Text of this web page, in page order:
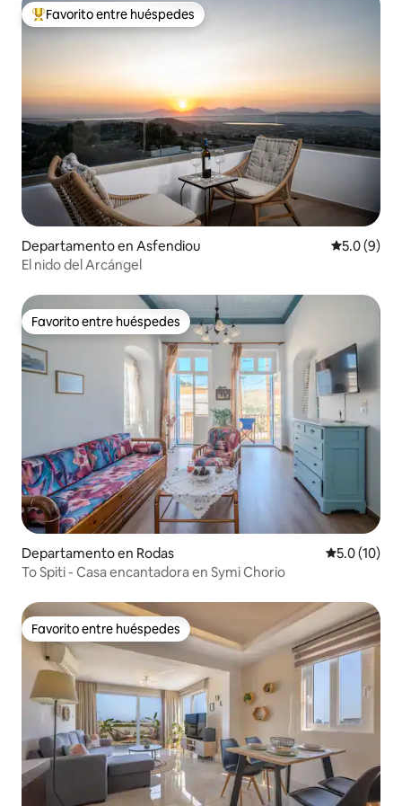
De los mejores en Favorito entre huéspedes
Favorito entre huéspedes
Departamento en Asfendiou
5.0 (9)
El nido del Arcángel
Favorito entre huéspedes
Favorito entre huéspedes
Departamento en Rodas Calificación
5.0 (10)
To Spiti - Casa encantadora en Symi Chorio
Favorito entre huéspedes
Favorito entre huéspedes